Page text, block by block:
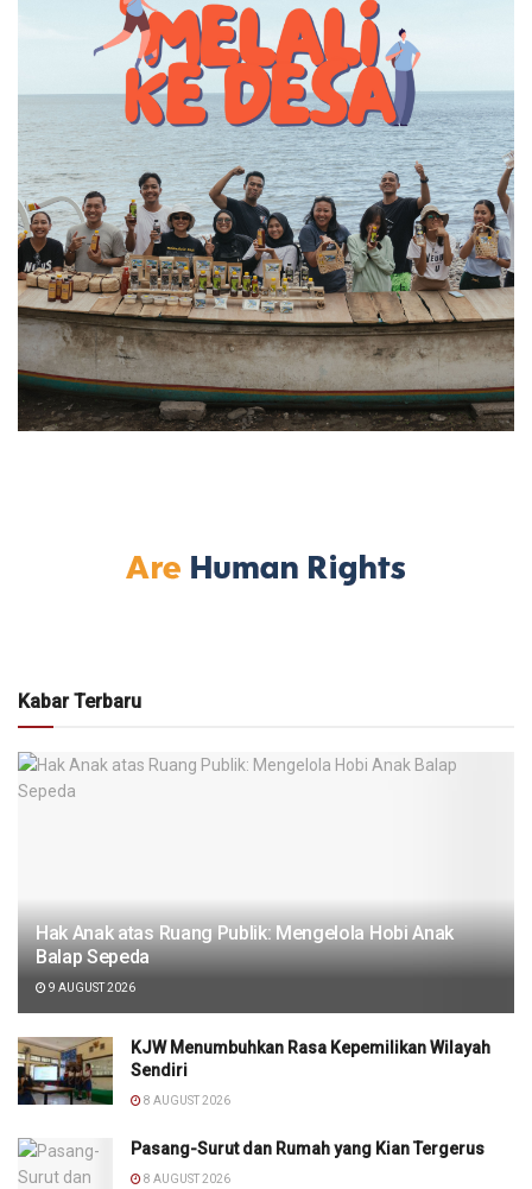
Kabar Terbaru
Hak Anak atas Ruang Publik: Mengelola Hobi Anak
Balap Sepeda
9 AUGUST 2026
KJW Menumbuhkan Rasa Kepemilikan Wilayah
Sendiri
8 AUGUST 2026
Pasang-Surut dan Rumah yang Kian Tergerus
8 AUGUST 2026